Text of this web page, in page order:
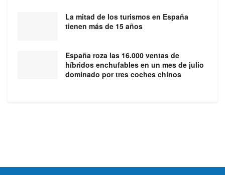
La mitad de los turismos en España
tienen más de 15 años
España roza las 16.000 ventas de
híbridos enchufables en un mes de julio
dominado por tres coches chinos